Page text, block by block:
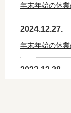
年末年始の休
2024.12.27.
年末年始の休
2023.12.28.